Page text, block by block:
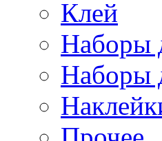
Клей
Наборы
Наборы